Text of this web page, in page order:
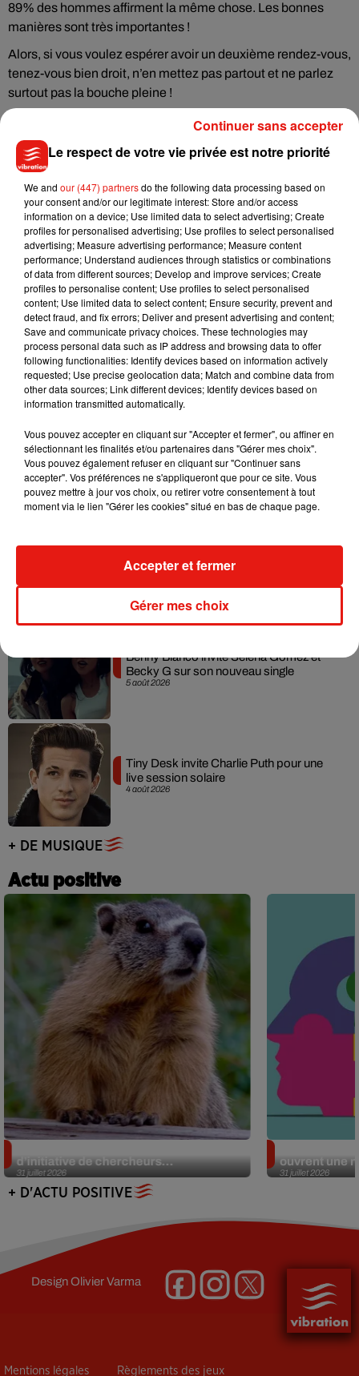
89% des hommes affirment la même chose. Les bonnes
manières sont très importantes !
Alors, si vous voulez espérer avoir un deuxième rendez-vous,
tenez-vous bien droit, n’en mettez pas partout et ne parlez
surtout pas la bouche pleine !
Musique
7 août 2026
Julien Lieb s’essaye à la vie de chatelain
dans son nouveau clip
7 août 2026
Madonna sort enfin le remix de « Love
Sensation » avec Kylie Minogue
7 août 2026
Tayc et Didi B dévoilent le single le plus
dansant de l’année
7 août 2026
Angèle et Amélie Lens dévoilent leur
collaboration tant attendue
5 août 2026
Benny Blanco invite Selena Gomez et
Becky G sur son nouveau single
4 août 2026
Tiny Desk invite Charlie Puth pour une
live session solaire
+ DE MUSIQUE
Actu positive
31 juillet 2026
d’initiative de chercheurs...
31 juillet 2026
ouvrent une
+ D'ACTU POSITIVE
DesignOlivier Varma
Mentions légales Règlements des jeux
Le respect de votre vie privée est notre priorité
We and our (447) partnersdo the following data processing based on
your consent and/or our legitimate interest: Store and/or access
information on a device; Use limited data to select advertising; Create
profiles for personalised advertising; Use profiles to select personalised
advertising; Measure advertising performance; Measure content
performance; Understand audiences through statistics or combinations
of data from different sources; Develop and improve services; Create
profiles to personalise content; Use profiles to select personalised
content; Use limited data to select content; Ensure security, prevent and
detect fraud, and fix errors; Deliver and present advertising and content;
Save and communicate privacy choices. These technologies may
process personal data such as IP address and browsing data to offer
following functionalities: Identify devices based on information actively
requested; Use precise geolocation data; Match and combine data from
other data sources; Link different devices; Identify devices based on
information transmitted automatically.
Vous pouvez accepter en cliquant sur "Accepter et fermer", ou affiner en
sélectionnant les finalités et/ou partenaires dans "Gérer mes choix".
Vous pouvez également refuser en cliquant sur "Continuer sans
accepter". Vos préférences ne s'appliqueront que pour ce site. Vous
pouvez mettre à jour vos choix, ou retirer votre consentement à tout
moment via le lien "Gérer les cookies" situé en bas de chaque page.
Gérer mes choix
Accepter et fermer
Continuer sans accepter